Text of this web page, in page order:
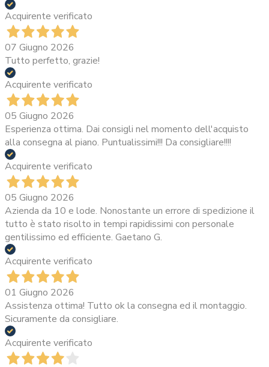
Acquirente verificato
07 Giugno 2026
Tutto perfetto, grazie!
Acquirente verificato
05 Giugno 2026
Esperienza ottima. Dai consigli nel momento dell'acquisto
alla consegna al piano. Puntualissimi!!! Da consigliare!!!!
Acquirente verificato
05 Giugno 2026
Azienda da 10 e lode. Nonostante un errore di spedizione il
tutto è stato risolto in tempi rapidissimi con personale
gentilissimo ed efficiente. Gaetano G.
Acquirente verificato
01 Giugno 2026
Assistenza ottima! Tutto ok la consegna ed il montaggio.
Sicuramente da consigliare.
Acquirente verificato